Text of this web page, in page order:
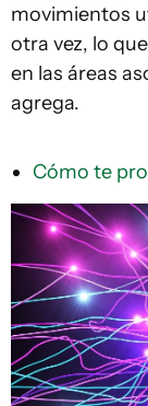
movimientos
otra vez, lo
en las áreas
agrega.
Cómo te